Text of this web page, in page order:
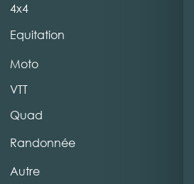
4x4
Equitation
Moto
VTT
Quad
Randonnée
Autre